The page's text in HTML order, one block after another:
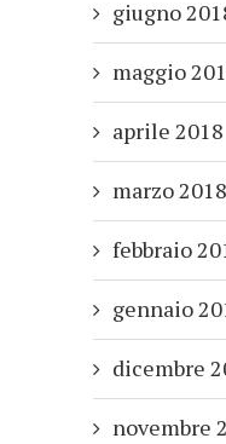
giugno
maggio
aprile 2018
marzo 2018
febbraio
gennaio
dicembre
novembre